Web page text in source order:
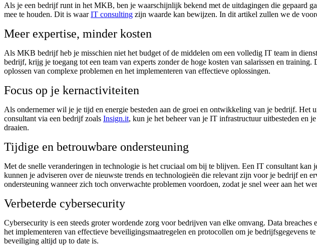
Als je een bedrijf runt in het MKB, ben je waarschijnlijk bekend met de uitdagingen die gepaard
mee te houden. Dit is waarIT consulting zijn waarde kan bewijzen. In dit artikel zullen we de
Meer expertise, minder kosten
Als MKB bedrijf heb je misschien niet het budget of de middelen om een volledig IT team in
bedrijf, krijg je toegang tot een team van experts zonder de hoge kosten van salarissen en
oplossen van complexe problemen en het implementeren van effectieve oplossingen.
Focus op je kernactiviteiten
Als ondernemer wil je je tijd en energie besteden aan de groei en ontwikkeling van je bedrijf.
consultant via een bedrijf zoals Insign.it, kun je het beheer van je IT infrastructuur uitbesteden en
draaien.
Tijdige en betrouwbare ondersteuning
Met de snelle veranderingen in technologie is het cruciaal om bij te blijven. Een IT consultant
kunnen je adviseren over de nieuwste trends en technologieën die relevant zijn voor je bedrijf en
ondersteuning wanneer zich toch onverwachte problemen voordoen, zodat je snel weer aan het
Verbeterde cybersecurity
Cybersecurity is een steeds groter wordende zorg voor bedrijven van elke omvang. Data
het implementeren van effectieve beveiligingsmaatregelen en protocollen om je bedrijfsgegevens
beveiliging altijd up to date is.